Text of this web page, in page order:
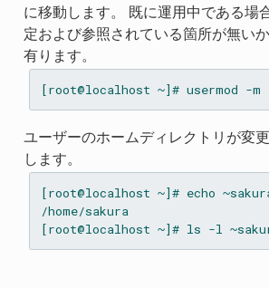
に移動します。 既に運用中である場
定および参照されている箇所が無い
有ります。
ユーザーのホームディレクトリが変
します。
[root@localhost ~]# echo
/home/sakura